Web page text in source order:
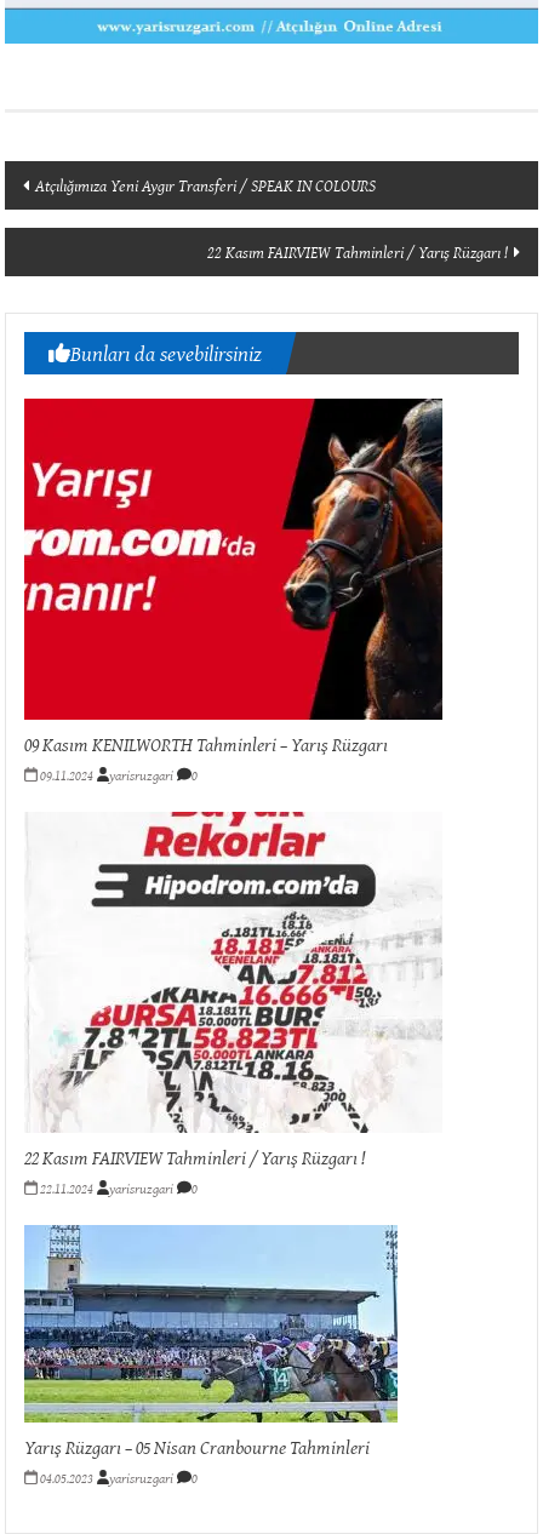
Yazı
dolaşımı
Atçılığımıza Yeni Aygır Transferi / SPEAK IN COLOURS
22 Kasım FAIRVIEW Tahminleri / Yarış Rüzgarı !
Bunları da sevebilirsiniz
09 Kasım KENILWORTH Tahminleri – Yarış Rüzgarı
09.11.2024 yarisruzgari 0
22 Kasım FAIRVIEW Tahminleri / Yarış Rüzgarı !
22.11.2024 yarisruzgari 0
Yarış Rüzgarı – 05 Nisan Cranbourne Tahminleri
04.05.2023 yarisruzgari 0